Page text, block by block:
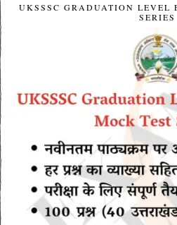
UKSSSC GRADUATION LEVEL
SERIES